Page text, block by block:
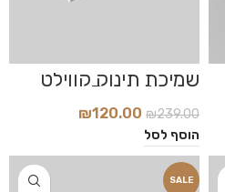
שמיכת תינוק קווילט
דגם Botanic
₪239.00
₪120.00
הוסף לסל
SALE